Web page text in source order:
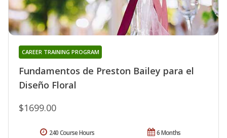
Fundamentos de Preston Bailey para el
Diseño Floral
CAREER TRAINING PROGRAM
$1699.00
6 Months
240 Course Hours